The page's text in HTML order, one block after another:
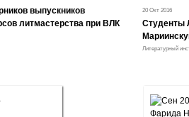
выпускников
литмастерства при ВЛК
20 Окт 2016
Студенты
Литературный